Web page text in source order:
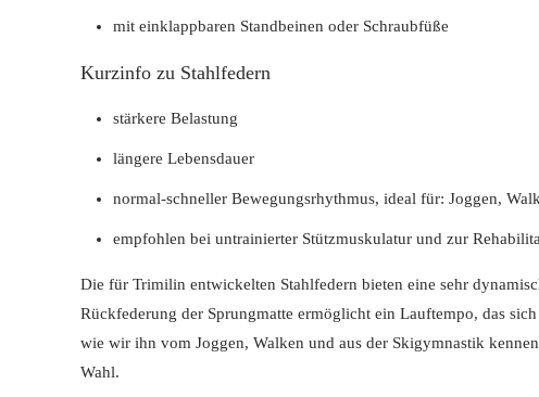
mit einklappbaren Standbeinen oder Schraubfüße
Kurzinfo zu Stahlfedern
stärkere Belastung
längere Lebensdauer
normal-schneller Bewegungsrhythmus, ideal für: Joggen,
empfohlen bei untrainierter Stützmuskulatur und zur
Die für Trimilin entwickelten Stahlfedern bieten eine sehr
Rückfederung der Sprungmatte ermöglicht ein Lauftempo, das
wie wir ihn vom Joggen, Walken und aus der Skigymnastik
Wahl.